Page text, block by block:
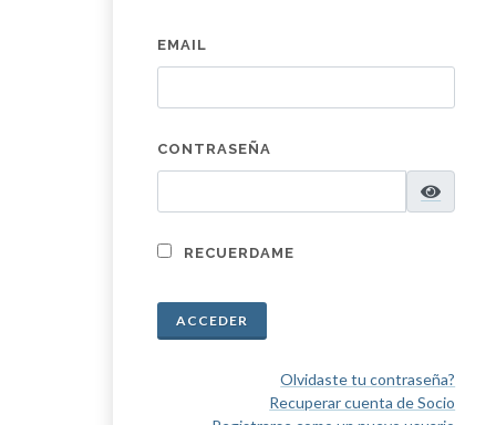
EMAIL
CONTRASEÑA
RECUERDAME
ACCEDER
Olvidaste tu contraseña?
Recuperar cuenta de Socio